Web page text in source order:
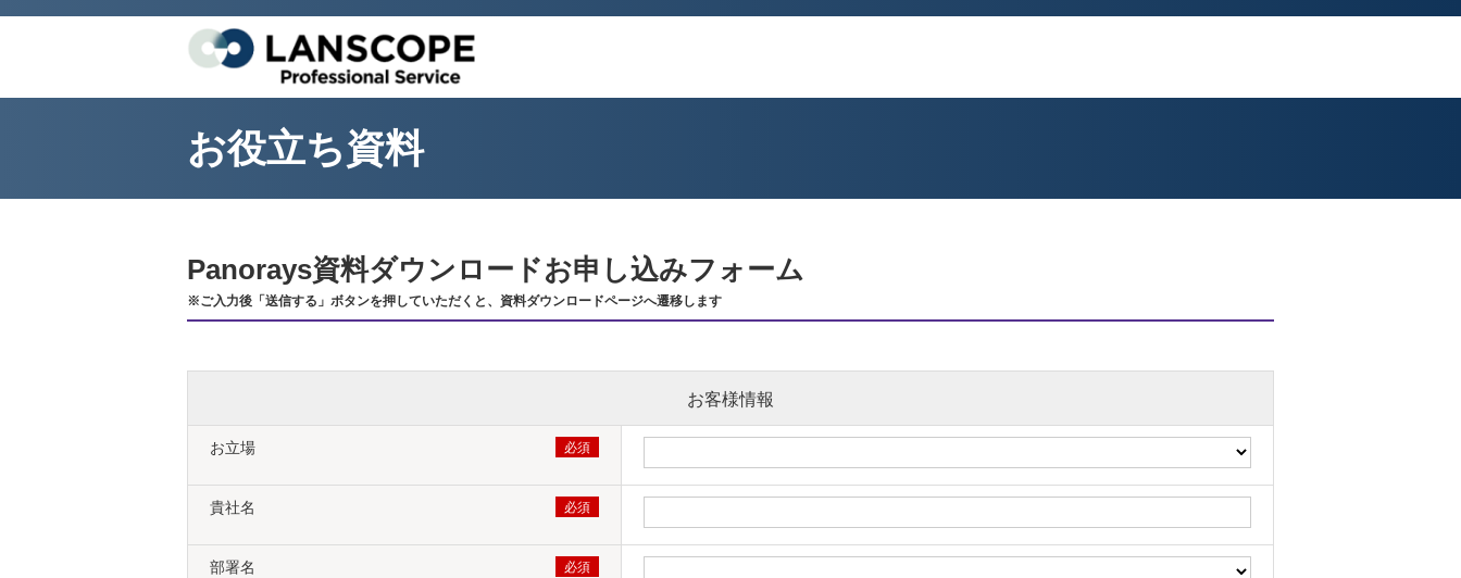
お役立ち資料
Panorays資料ダウンロードお申し込みフォーム
※ご入力後「送信する」ボタンを押していただくと、資料ダウンロードページへ遷移します
お客様情報
お立場
貴社名
部署名